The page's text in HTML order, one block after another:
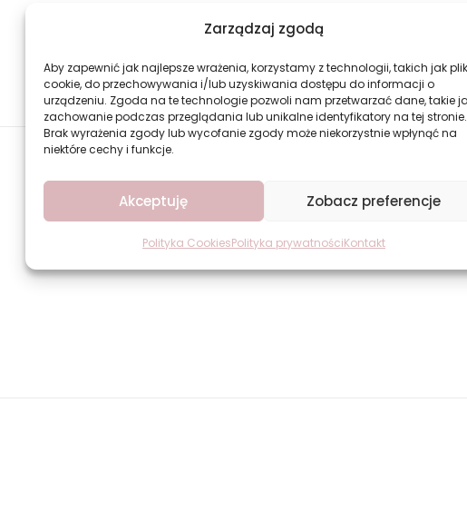
Zarządzaj zgodą
Aby zapewnić jak najlepsze wrażenia, korzystamy z technologii, takich jak
cookie, do przechowywania i/lub uzyskiwania dostępu do informacji o
urządzeniu. Zgoda na te technologie pozwoli nam przetwarzać dane, takie
zachowanie podczas przeglądania lub unikalne identyfikatory na tej stronie.
Brak wyrażenia zgody lub wycofanie zgody może niekorzystnie wpłynąć na
niektóre cechy i funkcje.
Akceptuję Zobacz preferencje
Polityka CookiesPolityka prywatnościKontakt